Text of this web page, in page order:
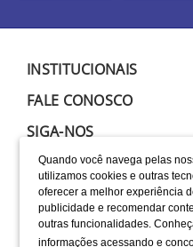
Quando você navega pelas
utilizamos cookies e outras
oferecer a melhor experiência
publicidade e recomendar
outras funcionalidades.
informações acessando e
INSTITUCIONAIS
FALE CONOSCO
SIGA-NOS